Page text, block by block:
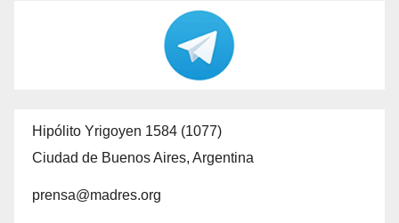
Hipólito Yrigoyen 1584 (1077)
Ciudad de Buenos Aires, Argentina
prensa@madres.org